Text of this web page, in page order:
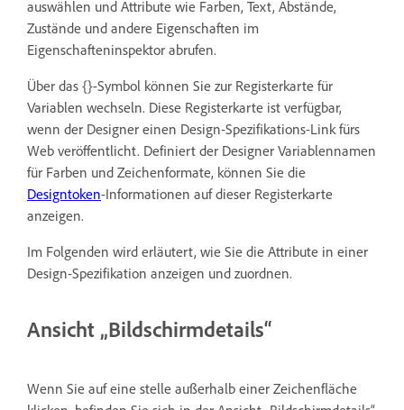
auswählen und Attribute wie Farben, Text, Abstände,
Zustände und andere Eigenschaften im
Eigenschafteninspektor abrufen.
Über das {}-Symbol können Sie zur Registerkarte für
Variablen wechseln. Diese Registerkarte ist verfügbar,
wenn der Designer einen Design-Spezifikations-Link fürs
Web veröffentlicht. Definiert der Designer Variablennamen
für Farben und Zeichenformate, können Sie die
Designtoken-Informationen auf dieser Registerkarte
anzeigen.
Im Folgenden wird erläutert, wie Sie die Attribute in einer
Design-Spezifikation anzeigen und zuordnen.
Ansicht „Bildschirmdetails“
Wenn Sie auf eine stelle außerhalb einer Zeichenfläche